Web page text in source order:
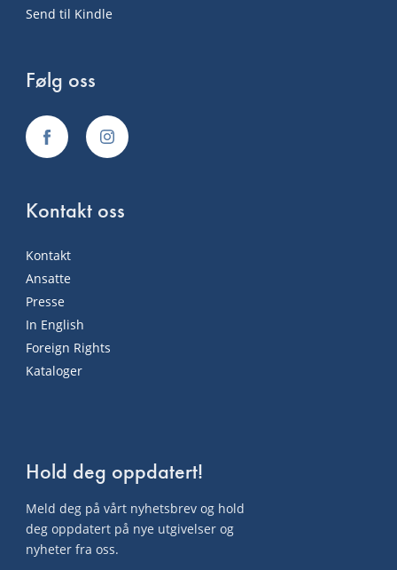
Send til Kindle
Følg oss
Kontakt oss
Kontakt
Ansatte
Presse
In English
Foreign Rights
Kataloger
Hold deg oppdatert!
Meld deg på vårt nyhetsbrev og hold
deg oppdatert på nye utgivelser og
nyheter fra oss.